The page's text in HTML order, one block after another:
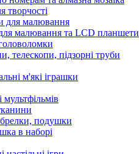
творчості
для малювання
малювання та LCD планшети
телескопи, підзорні труби
м'які іграшки
подушки
в наборі